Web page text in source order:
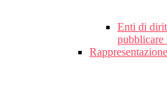
Enti di
pubblicare